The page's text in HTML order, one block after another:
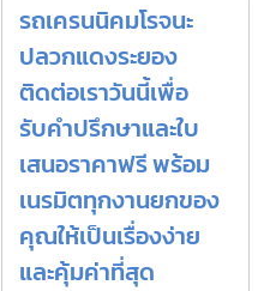
รถเครนนิคมโรจนะ
ปลวกแดงระยอง
ติดต่อเราวันนี้เพื่อ
รับคำปรึกษาและใบ
เสนอราคาฟรี พร้อม
เนรมิตทุกงานยกของ
คุณให้เป็นเรื่องง่าย
และคุ้มค่าที่สุด